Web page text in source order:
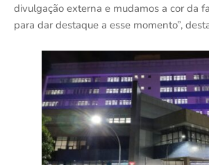
divulgação externa e mudamos a cor da
para dar destaque a esse momento”,